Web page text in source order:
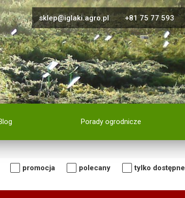
sklep@iglaki.agro.pl +81 75 77 593
Porady ogrodnicze
promocja polecany tylko dostępne